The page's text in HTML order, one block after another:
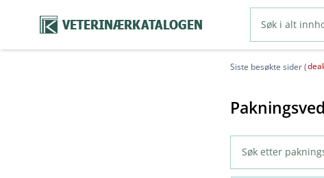
VETERINÆRKATALOGEN
Siste besøkte sider (